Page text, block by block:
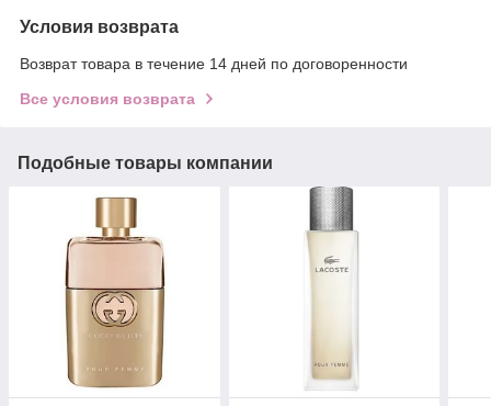
Условия возврата
Возврат товара в течение 14 дней по договоренности
Все условия возврата
Подобные товары компании